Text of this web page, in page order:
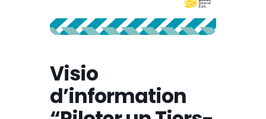
Visio
d’information